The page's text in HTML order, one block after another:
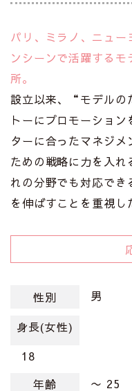
パリ、ミラノ、ニュー
ンシーンで活躍する
所。
設立以来、“モデルの
トーにプロモーショ
ターに合ったマネジメ
ための戦略に力を入れ
れの分野でも対応で
を伸ばすことを重視し
性別 男
身長(女性)
18
年齢
〜 25